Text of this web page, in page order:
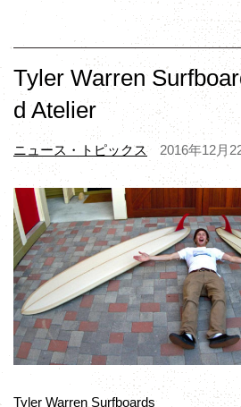
Tyler Warren
d Atelier
ニュース・トピックス 2016年12月
Tyler Warren Surfboards